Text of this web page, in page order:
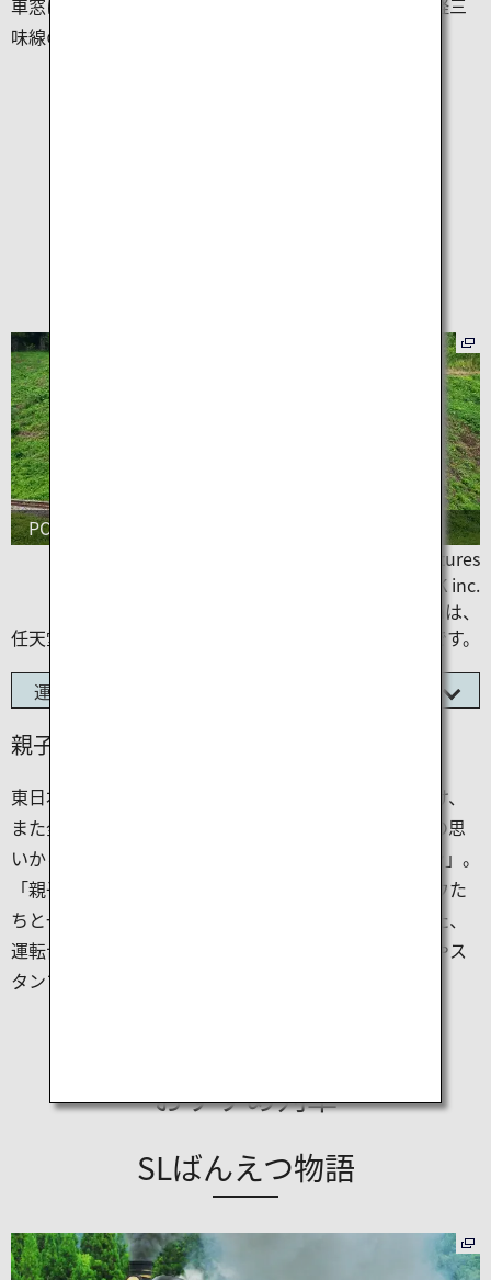
車窓に広がるダイナミックな海岸風景や、車内では津軽三
味線の生演奏を楽しめます。
POKÉMON with YOU トレイン
©2020 Pokémon. ©1995-2020 Nintendo/Creatures
Inc./GAME FREAK inc.
ポケットモンスター・ポケモン・Pokémonは、
任天堂・クリーチャーズ・ゲームフリークの登録商標です。
運行区間
親子で楽しめるポケモン列車
東日本大震災で被災した東北のこどもたちに笑顔を届け、
また全国のこどもたちに東北の旅を楽しんでほしいとの思
いから、運行している「POKÉMON with YOU トレイン」。
「親子でピカチュウと楽しむ列車」で元気なピカチュウた
ちと一緒に、楽しいひとときをお過ごしください。また、
運転台や機関室で運転士さんを体験できるほか、各駅やス
タンプラリーでもピカチュウに出会えます。
おすすめ列車
SLばんえつ物語